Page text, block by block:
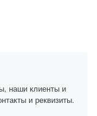
наши клиенты и
и реквизиты.